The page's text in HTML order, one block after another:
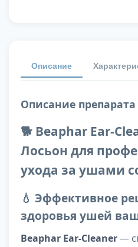
Описание
Описание препарата
🐕 Beaphar Ear-
Лосьон для
ухода за ушами
💧 Эффективное
здоровья ушей
Beaphar Ear-Cleaner—